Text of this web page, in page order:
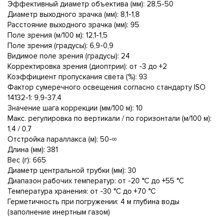
Эффективный диаметр объектива (мм): 28,5-50
Диаметр выходного зрачка (мм): 8,1-1,8
Расстояние выходного зрачка (мм): 95
Поле зрения (м/100 м): 12,1-1,5
Поле зрения (градусы): 6,9-0,9
Видимое поле зрения (градусы): 24
Корректировка зрения (диоптрии): от -3 до +2
Коэффициент пропускания света (%): 93
Фактор сумеречного освещения согласно стандарту ISO
14132-1: 9,9-37,4
Значение шага коррекции (мм/100 м): 10
Макс. регулировка по вертикали / по горизонтали (м/100 м):
1,4 / 0,7
Отстройка параллакса (м): 50-∞
Длина (мм): 381
Вес (г): 665
Диаметр центральной трубки (мм): 30
Диапазон рабочих температур: от -20 °C до +55 °C
Температура хранения: от -30 °C до +70 °C
Герметичность при погружении: 4 м глубина воды
(заполнение инертным газом)